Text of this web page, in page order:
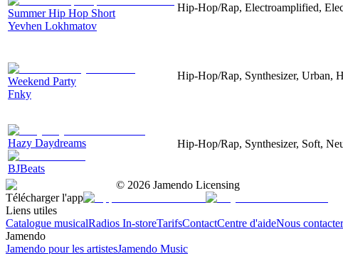
Summer Hip Hop Short
Yevhen Lokhmatov
Hip-Hop/Rap, Electroamplified,
Weekend Party
Fnky
Hip-Hop/Rap, Synthesizer, Urban,
Hazy Daydreams
BJBeats
Hip-Hop/Rap, Synthesizer, Soft,
© 2026 Jamendo Licensing
Télécharger l'app
Liens utiles
Catalogue musicalRadios In-storeTarifsContactCentre d'aideNous contacter
Jamendo
Jamendo pour les artistesJamendo Music